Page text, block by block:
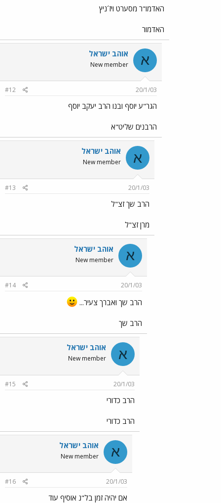
האדמו"ר מסערט ויז´ניץ
האדמור
א אוהב ישראל
New member
20/1/03
#12
הגר"ע יוסף ובנו הרב יעקב יוסף
הרבנים שליט"א
א אוהב ישראל
New member
20/1/03
#13
הרב שך זצ"ל
מרן זצ"ל
א אוהב ישראל
New member
20/1/03
#14
הרב שך ואברך צעיר...
הרב שך
א אוהב ישראל
New member
20/1/03
#15
הרב כדורי
הרב כדורי
א אוהב ישראל
New member
20/1/03
#16
אם יהיה זמן בל"נ אוסיף עוד